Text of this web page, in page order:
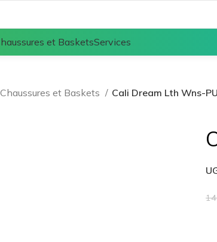
et BasketsServices
Chaussures et Baskets
Cali Dream Lth Wns-